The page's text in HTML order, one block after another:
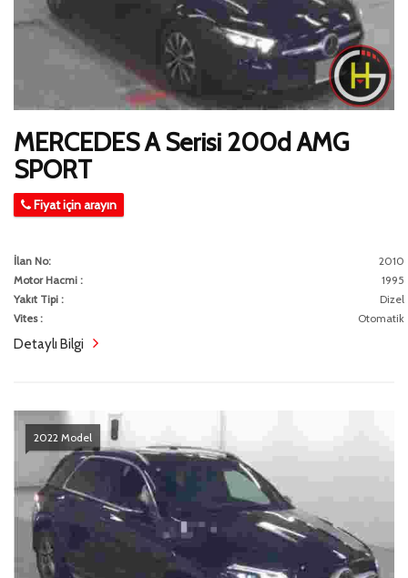
MERCEDES A Serisi 200d AMG
SPORT
Fiyat için arayın
İlan No:
2010
Motor Hacmi :
1995
Yakıt Tipi :
Dizel
Vites :
Otomatik
Detaylı Bilgi
2022 Model